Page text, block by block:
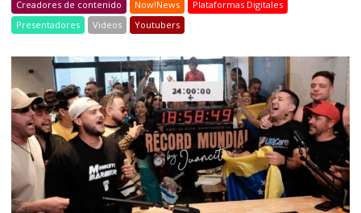
Creadores de contenido Now!News
Plataformas Digitales
Presentadores
Videos Youtubers